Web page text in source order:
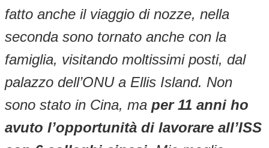
fatto anche il viaggio di nozze, nella
seconda sono tornato anche con la
famiglia, visitando moltissimi posti, dal
palazzo dell’ONU a Ellis Island. Non
sono stato in Cina, ma per 11 anni ho
avuto l’opportunità di lavorare all’ISS